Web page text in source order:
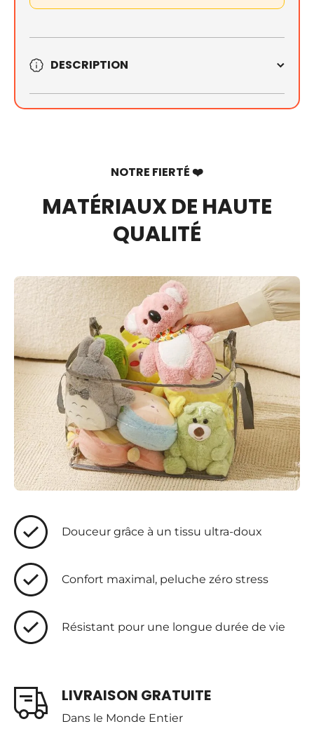
DESCRIPTION
NOTRE FIERTÉ ❤️
MATÉRIAUX DE HAUTE
QUALITÉ
Douceur grâce à un tissu ultra-doux
Confort maximal, peluche zéro stress
Résistant pour une longue durée de vie
LIVRAISON GRATUITE
Dans le Monde Entier